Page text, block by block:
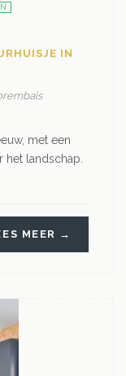
IN
met een
het landschap.
MEER →